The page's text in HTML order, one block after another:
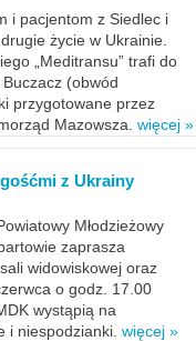
i pacjentom z Siedlec i
życie w Ukrainie.
„Meditransu” trafi do
(obwód
przygotowane przez
Mazowsza. więcej »
z Ukrainy
Młodzieżowy
zaprasza
widowiskowej oraz
o godz. 17.00
wystąpią na
i niespodzianki. więcej »